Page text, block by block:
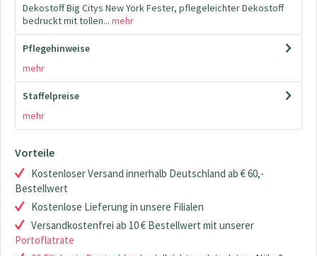
Dekostoff Big Citys New York Fester, pflegeleichter Dekostoff
bedruckt mit tollen... mehr
Pflegehinweise
mehr
Staffelpreise
mehr
Vorteile
Kostenloser Versand innerhalb Deutschland ab € 60,-
Bestellwert
Kostenlose Lieferung in unsere Filialen
Versandkostenfrei ab 10 € Bestellwert mit unserer
Portoflatrate